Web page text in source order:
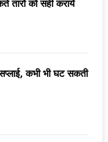
तारों को सही करायें
सप्लाई, कभी भी घट सकती